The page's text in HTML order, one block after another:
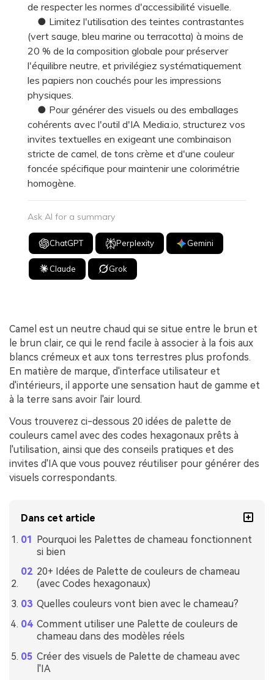
de respecter les normes d'accessibilité visuelle.
● Limitez l'utilisation des teintes contrastantes
(vert sauge, bleu marine ou terracotta) à moins de
20 % de la composition globale pour préserver
l'équilibre neutre, et privilégiez systématiquement
les papiers non couchés pour les impressions
physiques.
● Pour générer des visuels ou des emballages
cohérents avec l'outil d'IA Media.io, structurez vos
invites textuelles en exigeant une combinaison
stricte de camel, de tons crème et d'une couleur
foncée spécifique pour maintenir une colorimétrie
homogène.
Ask AI for a summary
ChatGPT Perplexity Gemini
Claude Grok
Camel est un neutre chaud qui se situe entre le brun et
le brun clair, ce qui le rend facile à associer à la fois aux
blancs crémeux et aux tons terrestres plus profonds.
En matière de marque, d'interface utilisateur et
d'intérieurs, il apporte une sensation haut de gamme et
à la terre sans avoir l'air lourd.
Vous trouverez ci-dessous 20 idées de palette de
couleurs camel avec des codes hexagonaux prêts à
l'utilisation, ainsi que des conseils pratiques et des
invites d'IA que vous pouvez réutiliser pour générer des
visuels correspondants.
Dans cet article
Pourquoi les Palettes de chameau fonctionnent
si bien
20+ Idées de Palette de couleurs de chameau
(avec Codes hexagonaux)
Quelles couleurs vont bien avec le chameau?
Comment utiliser une Palette de couleurs de
chameau dans des modèles réels
Créer des visuels de Palette de chameau avec
l'IA